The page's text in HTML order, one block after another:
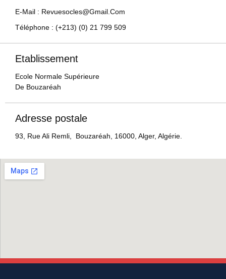
E-Mail : Revuesocles@gmail.com
Téléphone : (+213) (0) 21 799 509
Etablissement
Ecole Normale Supérieure
De Bouzaréah
Adresse postale
93, Rue Ali Remli, Bouzaréah, 16000, Alger, Algérie.